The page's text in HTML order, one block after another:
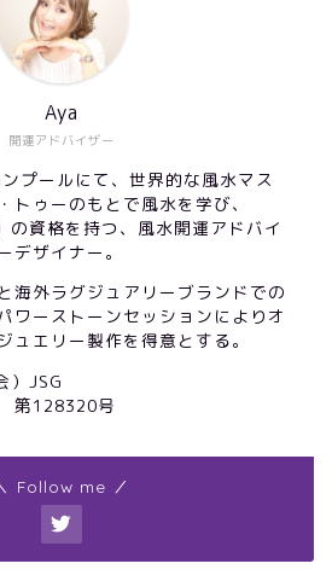
開運アドバイザー
Aya
プールにて、世界的な風水マス
トゥーのもとで風水を学び、
の資格を持つ、風水開運アドバイ
デザイナー。
海外ラグジュアリーブランドでの
ワーストーンセッションによりオ
ュエリー製作を得意とする。
）JSG
第128320号
Follow me ／